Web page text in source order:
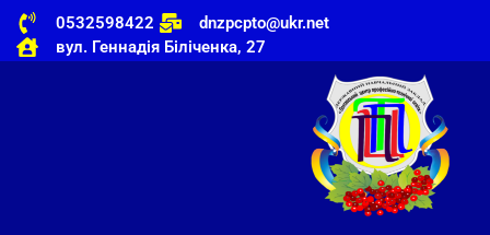
0532598422
dnzpcpto@ukr.net
вул. Геннадія Біліченка, 27